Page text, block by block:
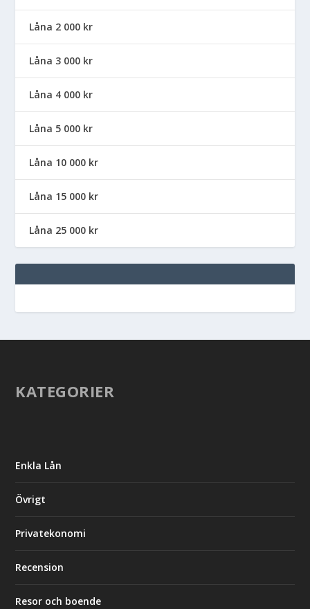
Låna 2 000 kr
Låna 3 000 kr
Låna 4 000 kr
Låna 5 000 kr
Låna 10 000 kr
Låna 15 000 kr
Låna 25 000 kr
KATEGORIER
Enkla Lån
Övrigt
Privatekonomi
Recension
Resor och boende